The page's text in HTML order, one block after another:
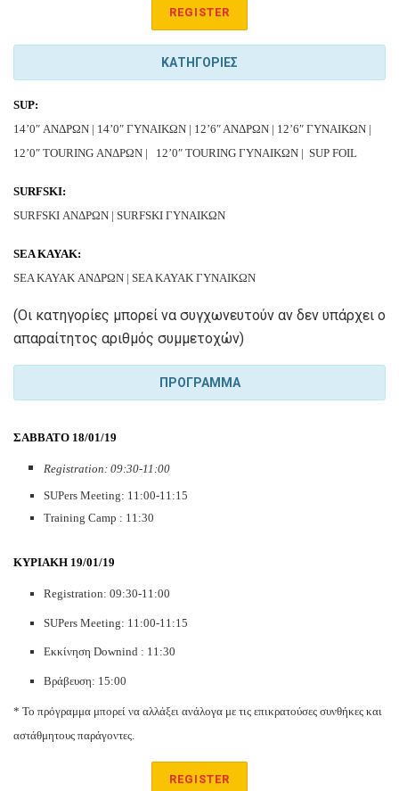
REGISTER
ΚΑΤΗΓΟΡΙΕΣ
SUP:
14’0″ ΑΝΔΡΩΝ | 14’0″ ΓΥΝΑΙΚΩΝ | 12’6″ ΑΝΔΡΩΝ | 12’6″ ΓΥΝΑΙΚΩΝ |
12’0″ TOURING ΑΝΔΡΩΝ |
12’0″ TOURING ΓΥΝΑΙΚΩΝ | SUP FOIL
SURFSKI:
SURFSKI ΑΝΔΡΩΝ | SURFSKI ΓΥΝΑΙΚΩΝ
SEA KAYAK:
SEA KAYAK ΑΝΔΡΩΝ | SEA KAYAK ΓΥΝΑΙΚΩΝ
(Οι κατηγορίες μπορεί να συγχωνευτούν αν δεν υπάρχει ο
απαραίτητος αριθμός συμμετοχών)
ΠΡΟΓΡΑΜΜΑ
ΣΑΒΒΑΤΟ 18/01/19
Registration: 09:30-11:00
SUPers Meeting: 11:00-11:15
Training Camp : 11:30
ΚΥΡΙΑΚΗ 19/01/19
Registration: 09:30-11:00
SUPers Meeting: 11:00-11:15
Εκκίνηση Downind : 11:30
Βράβευση: 15:00
* Το πρόγραμμα μπορεί να αλλάξει ανάλογα με τις επικρατούσες συνθήκες και
αστάθμητους παράγοντες.
REGISTER